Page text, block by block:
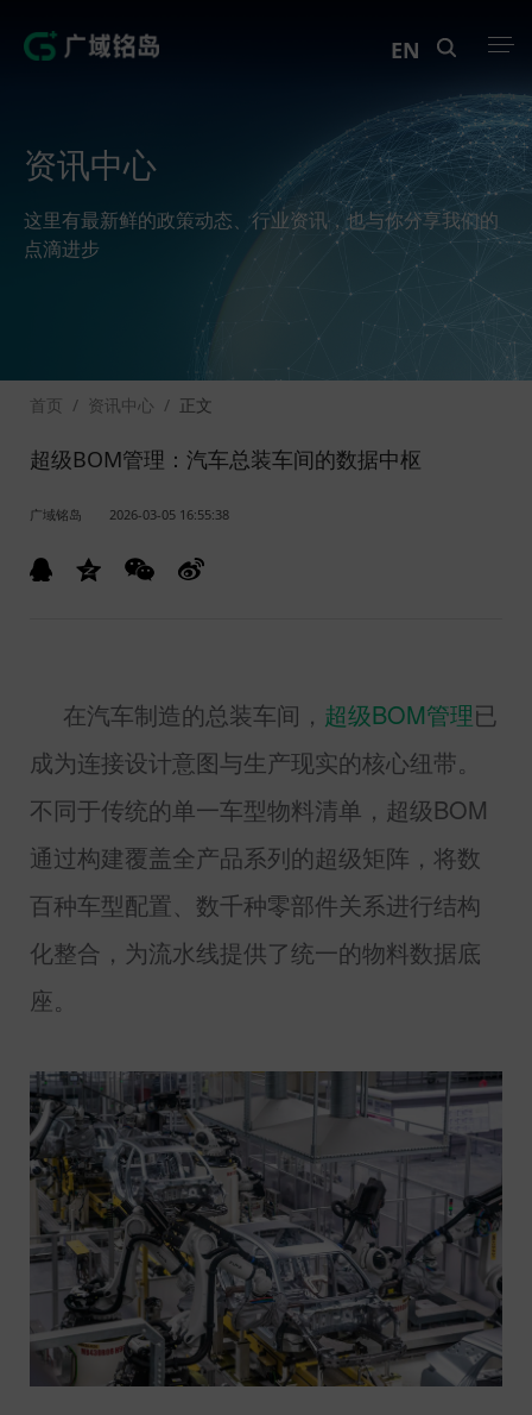
解决方案
案例中心
EN
资讯中心
这里有最新鲜的政策动态、行业资讯，也与你分享我们的
点滴进步
首页 / 资讯中心 / 正文
超级BOM管理：汽车总装车间的数据中枢
广域铭岛 2026-03-05 16:55:38
在汽车制造的总装车间， 超级BOM管理已
成为连接设计意图与生产现实的核心纽带。
不同于传统的单一车型物料清单，超级BOM
通过构建覆盖全产品系列的超级矩阵，将数
百种车型配置、数千种零部件关系进行结构
化整合，为流水线提供了统一的物料数据底
座。